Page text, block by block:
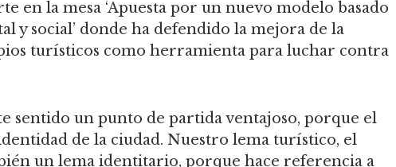
en la mesa ‘Apuesta por un nuevo modelo basado
y social’ donde ha defendido la mejora de la
turísticos como herramienta para luchar contra
sentido un punto de partida ventajoso, porque el
de la ciudad. Nuestro lema turístico, el
un lema identitario, porque hace referencia a